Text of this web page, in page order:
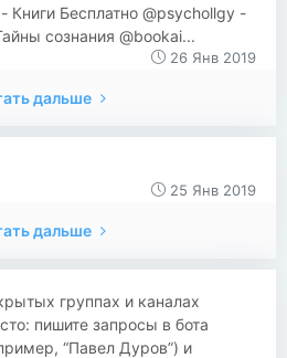
Книги Бесплатно @psychollgy -
сознания @bookai...
26 Янв 2019
дальше
25 Янв 2019
дальше
группах и каналах
пишите запросы в бота
“Павел Дуров”) и